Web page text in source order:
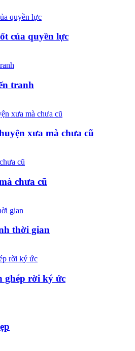
của quyền lực
tranh
xưa mà chưa cũ
chưa cũ
thời gian
ghép rời ký ức